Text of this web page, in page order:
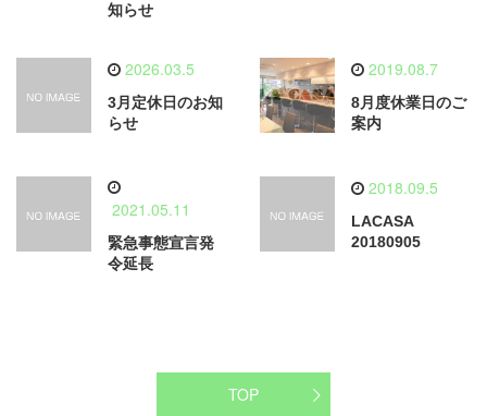
知らせ
2026.03.5
3月定休日のお知
らせ
2019.08.7
8月度休業日のご
案内
2021.05.11
緊急事態宣言発
令延長
2018.09.5
LACASA
20180905
TOP